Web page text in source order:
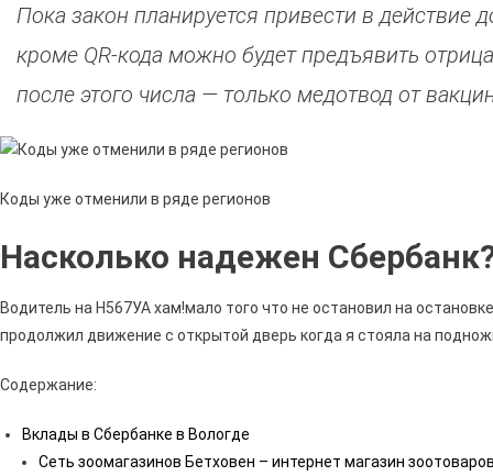
Пока закон планируется привести в действие
кроме QR-кода можно будет предъявить
после этого числа — только медотвод от
Коды уже отменили в ряде регионов
Насколько надежен
Водитель на Н567УА хам!мало того что не остановил на
продолжил движение с открытой дверь когда я стояла на
Содержание:
Вклады в Сбербанке в Вологде
Сеть зоомагазинов Бетховен – интернет магазин